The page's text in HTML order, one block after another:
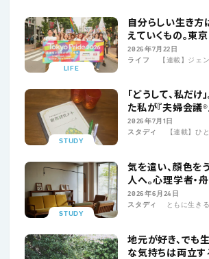
LIFE
自分らしい生き方
えていくもの。東
イド・佐藤 ユウコ
ンダーのmado」
2026年7月22日
ライフ
【連載】ジェ
STUDY
「どうして、私だけ
た私が『夫婦会議®︎
は、大切な人を大
った│連載「ひとり
2026年7月1日
スタディ
【連載】ひとり
STUDY
気を遣い、顔色を
人へ。心理学者・
く、自分を守るコ
2026年6月24日
スタディ
ともに生きる
地元が好き、でも
な気持ちは両立す